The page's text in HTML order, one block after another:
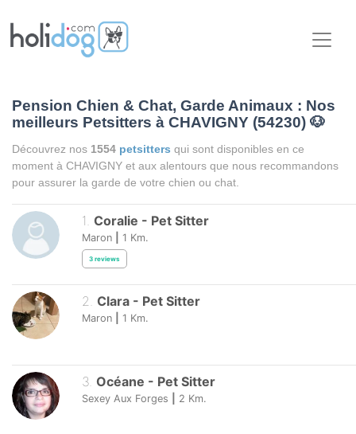
Pension Chien & Chat, Garde Animaux : Nos
meilleurs Petsitters à CHAVIGNY (54230) 🐶
Découvrez nos 1554 petsitters qui sont disponibles en ce
moment à CHAVIGNY et aux alentours que nous recommandons
pour assurer la garde de votre chien ou chat.
1. Coralie - Pet Sitter
Maron 1 Km.
3 reviews
2. Clara - Pet Sitter
Maron 1 Km.
3. Océane - Pet Sitter
Sexey Aux Forges 2 Km.